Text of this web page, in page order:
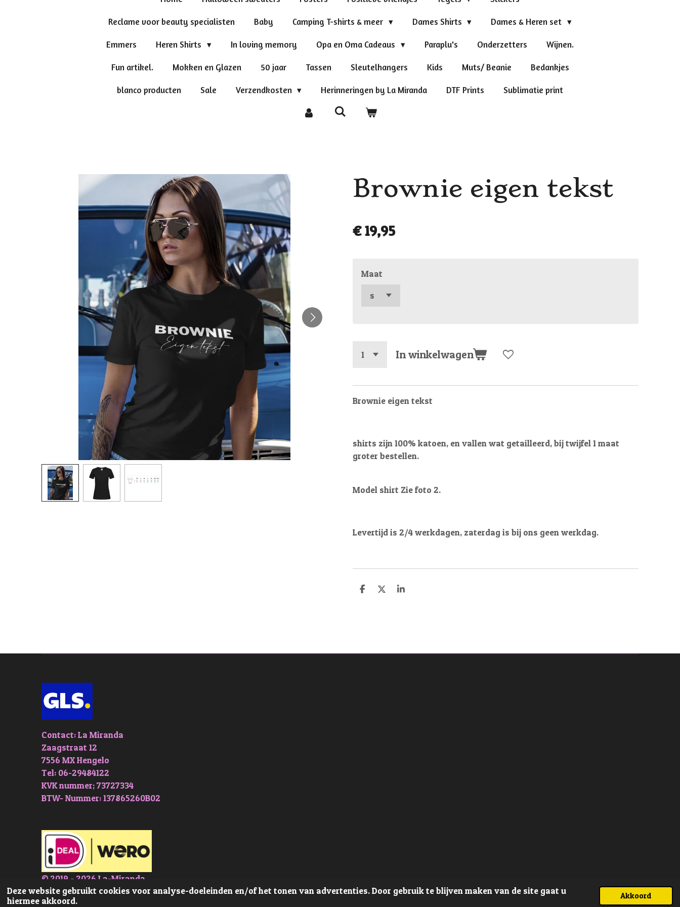
Deze website gebruikt cookies voor analyse-doeleinden en/of het tonen van advertenties. Door gebruik te blijven maken van de site gaat u
hiermee akkoord.
Akkoord
Reclame voor beauty specialisten Baby Camping T-shirts & meer Dames Shirts Dames & Heren set
Emmers Heren Shirts In loving memory Opa en Oma Cadeaus Paraplu's Onderzetters Wijnen.
Fun artikel. Mokken en Glazen 50 jaar Tassen Sleutelhangers Kids Muts/ Beanie Bedankjes
blanco producten Sale Verzendkosten Herinneringen by La Miranda DTF Prints Sublimatie print
Brownie eigen tekst
€ 19,95
Maat
In winkelwagen
Brownie eigen tekst
shirts zijn 100% katoen, en vallen wat getailleerd, bij twijfel 1 maat
groter bestellen.
Model shirt Zie foto 2.
Levertijd is 2/4 werkdagen, zaterdag is bij ons geen werkdag.
D
D
S
Contact: La Miranda
Zaagstraat 12
7556 MX Hengelo
Tel: 06-29484122
KVK nummer; 73727334
BTW- Nummer: 137865260B02
© 2019 - 2026 La-Miranda